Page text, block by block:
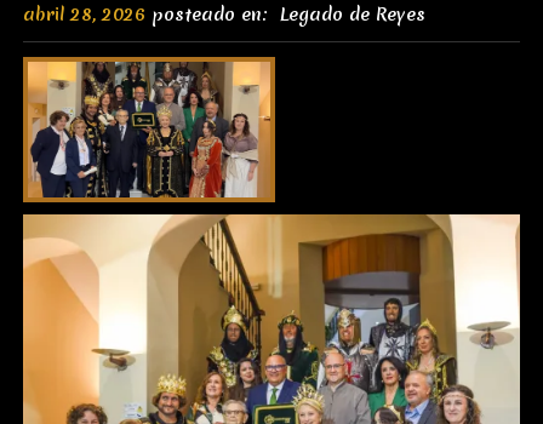
abril 28, 2026 posteado en: Legado de Reyes